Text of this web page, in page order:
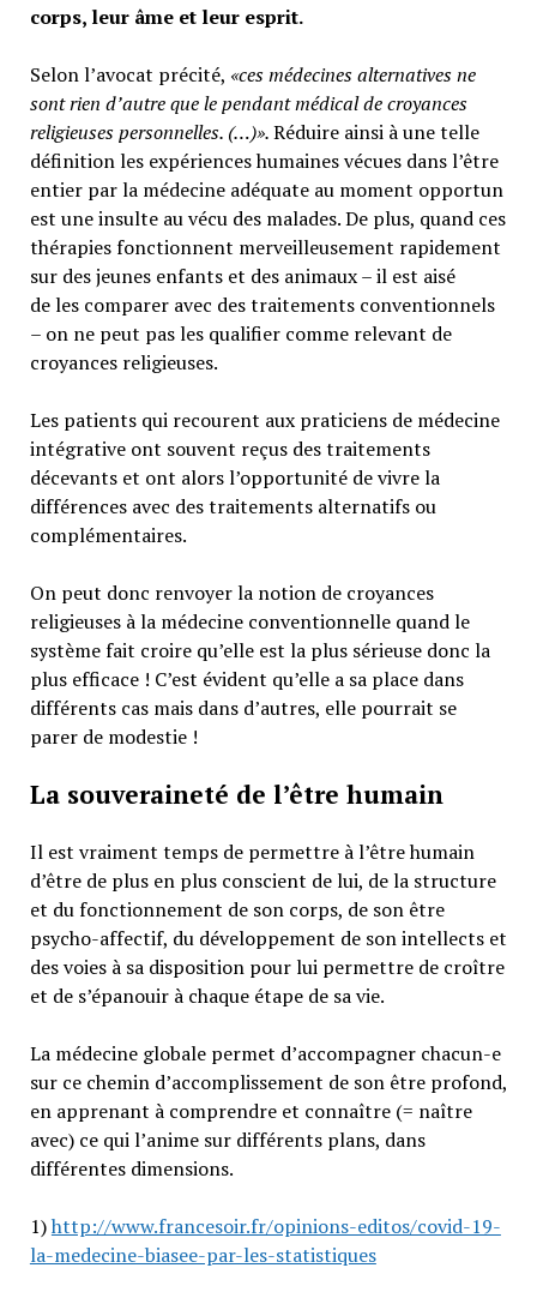
corps, leur âme et leur esprit.
Selon l’avocat précité, «ces médecines alternatives ne
sont rien d’autre que le pendant médical de croyances
religieuses personnelles. (…)».Réduire ainsi à une telle
définition les expériences humaines vécues dans l’être
entier par la médecine adéquate au moment opportun
est une insulte au vécu des malades. De plus, quand ces
thérapies fonctionnent merveilleusement rapidement
sur des jeunes enfants et des animaux – il est aisé
de les comparer avec des traitements conventionnels
– on ne peut pas les qualifier comme relevant de
croyances religieuses.
Les patients qui recourent aux praticiens de médecine
intégrative ont souvent reçus des traitements
décevants et ont alors l’opportunité de vivre la
différences avec des traitements alternatifs ou
complémentaires.
On peut donc renvoyer la notion de croyances
religieuses à la médecine conventionnelle quand le
système fait croire qu’elle est la plus sérieuse donc la
plus efficace ! C’est évident qu’elle a sa place dans
différents cas mais dans d’autres, elle pourrait se
parer de modestie !
La souveraineté de l’être humain
Il est vraiment temps de permettre à l’être humain
d’être de plus en plus conscient de lui, de la structure
et du fonctionnement de son corps, de son être
psycho-affectif, du développement de son intellects et
des voies à sa disposition pour lui permettre de croître
et de s’épanouir à chaque étape de sa vie.
La médecine globale permet d’accompagner chacun-e
sur ce chemin d’accomplissement de son être profond,
en apprenant à comprendre et connaître (= naître
avec) ce qui l’anime sur différents plans, dans
différentes dimensions.
1)http://www.francesoir.fr/opinions-editos/covid-19-
la-medecine-biasee-par-les-statistiques